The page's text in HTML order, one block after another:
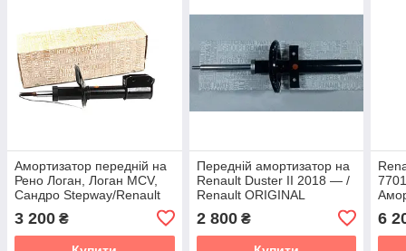
Амортизатор передній на
Рено Логан, Логан MCV,
Сандро Stepway/Renault
3 200 ₴
Передній амортизатор на
Renault Duster II 2018 — /
Renault ORIGINAL
2 800₴ 6